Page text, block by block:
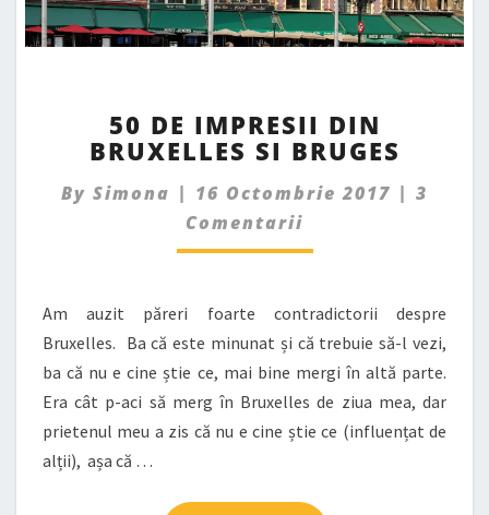
DE
IMPRESII
BRUXELLES
SI
BRUGES
50 DE IMPRESII DIN
BRUXELLES SI BRUGES
By Simona | 16 Octombrie 2017 | 3
Comentarii
Am auzit păreri foarte contradictorii despre
Bruxelles. Ba că este minunat și că trebuie să-l vezi,
ba că nu e cine știe ce, mai bine mergi în altă parte.
Era cât p-aci să merg în Bruxelles de ziua mea, dar
prietenul meu a zis că nu e cine știe ce (influențat de
alții), așa că …